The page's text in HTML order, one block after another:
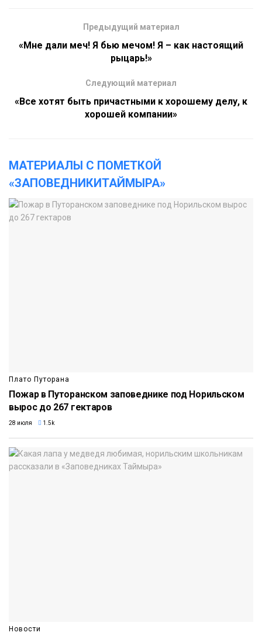
Предыдущий материал
«Мне дали меч! Я бью мечом! Я – как настоящий
рыцарь!»
Следующий материал
«Все хотят быть причастными к хорошему делу, к
хорошей компании»
МАТЕРИАЛЫ С ПОМЕТКОЙ
«ЗАПОВЕДНИКИТАЙМЫРА»
Плато Путорана
Пожар в Путоранском заповеднике под Норильском
вырос до 267 гектаров
28 июля 1.5k
Новости